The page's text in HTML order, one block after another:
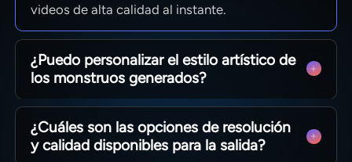
videos de alta calidad al instante.
¿Puedo personalizar el estilo artístico de
los monstruos generados?
Los usuarios pueden elegir entre más de 20
opciones, incluyendo fantasía oscura, dibujos
animados, anime, Pixar y estilo realista.
¿Cuáles son las opciones de resolución
y calidad disponibles para la salida?